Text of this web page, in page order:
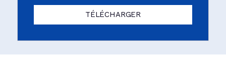
TÉLÉCHARGER